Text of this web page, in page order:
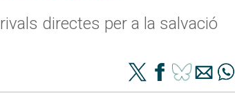
directes per a la salvació